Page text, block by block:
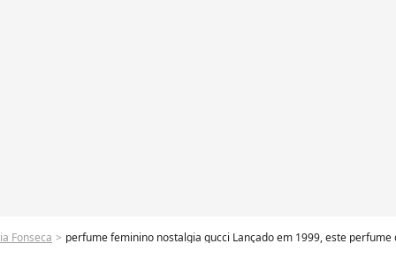
Fonseca perfume feminino nostalgia gucci Lançado em 1999, este perfume do ano em que Virgínia nasceu tem um cheiro